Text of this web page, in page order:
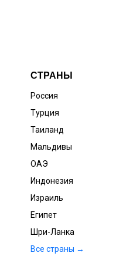
СТРАНЫ
Россия
Турция
Таиланд
Мальдивы
ОАЭ
Индонезия
Израиль
Египет
Шри-Ланка
Все страны →